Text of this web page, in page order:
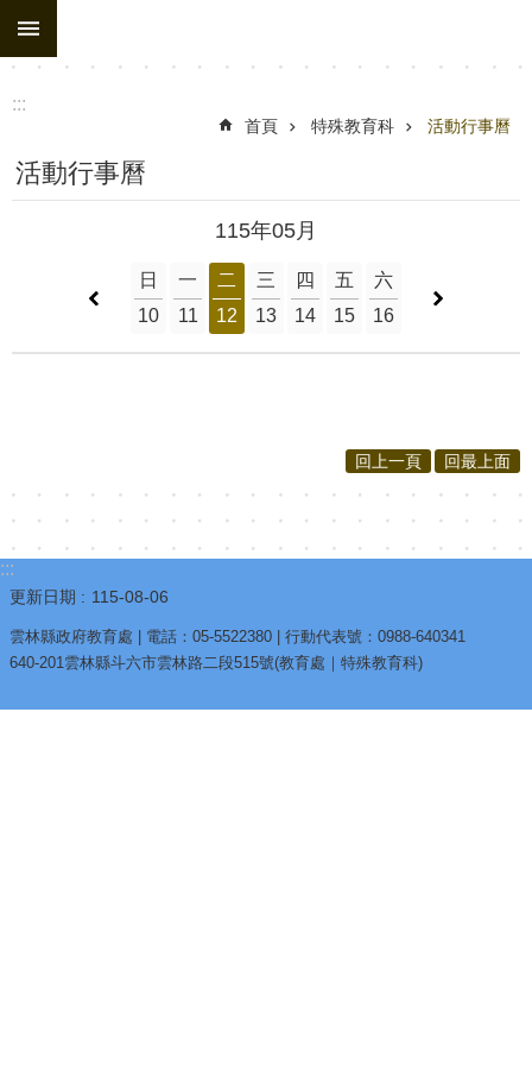
跳到主要內容區塊
:::
首頁 特殊教育科 活動行事曆
活動行事曆
115年05月
10
日
11
一
12
二
13
三
14
四
15
五
16
六
回上一頁 回最上面
:::
更新日期 115-08-06
雲林縣政府教育處 | 電話：05-5522380 | 行動代表號：0988-640341
640-201雲林縣斗六市雲林路二段515號(教育處｜特殊教育科)